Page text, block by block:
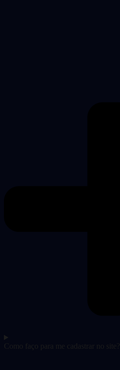
Como faço para me cadastrar no site?